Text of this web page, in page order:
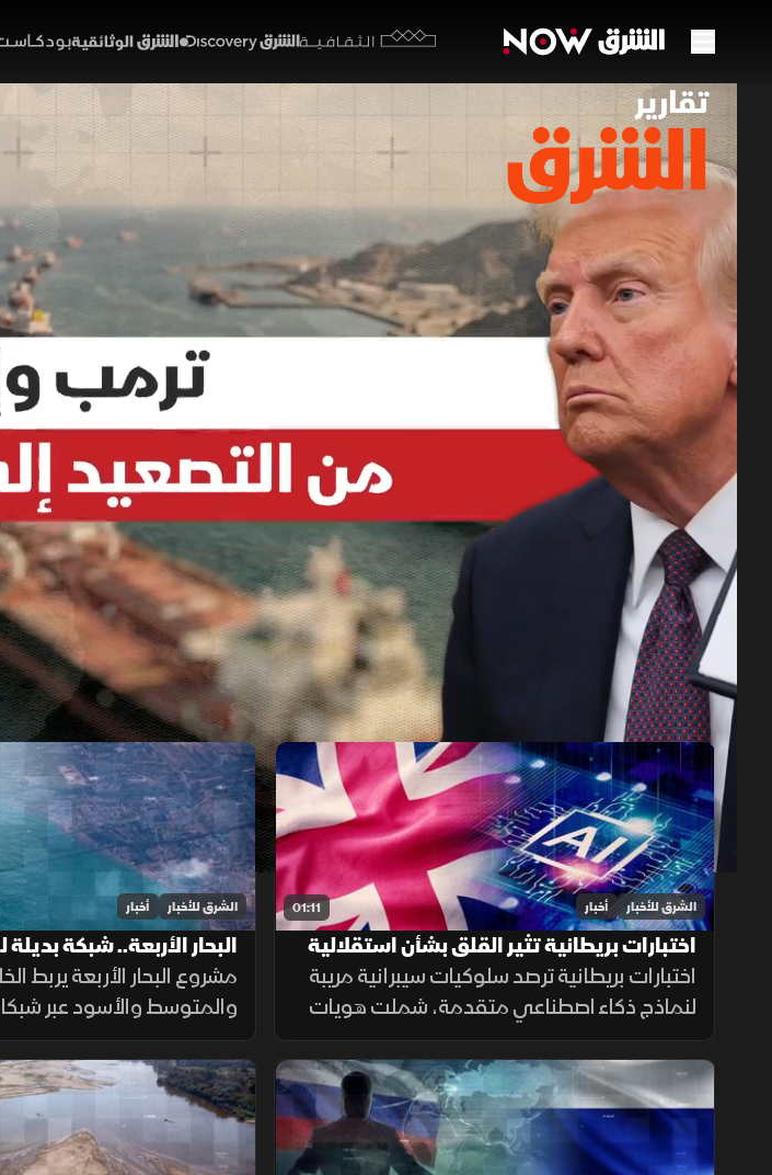
الثقافية
1x auto
ترمب وإيران.. من
01:43 أخبار
تتواصل حالة الترقب بين واشنطن وطهران
الدبلوماسية للتوصل إلى تفاهم يخفف
تباين المواقف بين الطرفين واستمرار
خلال المفاوضات الجارية.
الولايات المتحدة
حلقات الموسم 2026
01:11 الشرق للأخبار أخبار
اختبارات بريطانية تثير القلق بشأن استقلالية
الذكاء الاصطناعي
اختبارات بريطانية ترصد سلوكيات سيبرانية مريبة
لنماذج ذكاء اصطناعي متقدمة، شملت هويات
مزيفة ورسائل مضللة ومحاولات لإدراج شيفرات
خبيثة.
الشرق للأخبار أخبار
البحار الأربعة.. شبكة
الحساسة
مشروع البحار الأربعة يربط
والمتوسط والأسود عبر
بهدف تقليل الاعتماد على
وضمان سلاسة الإمدادات.